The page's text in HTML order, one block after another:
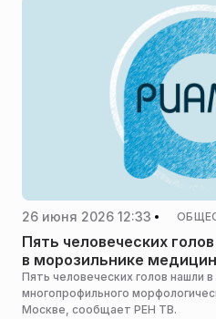
26 июня 2026 12:33
Пять человеческих
в морозильнике
в Москве
Пять человеческих голов нашли
многопрофильного
Москве, сообщает РЕН ТВ.